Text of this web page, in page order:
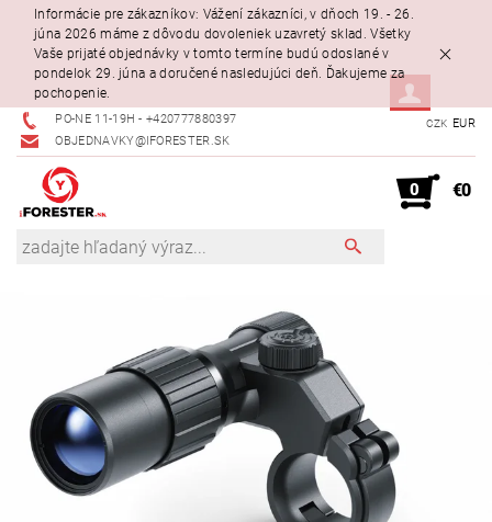
Informácie pre zákazníkov: Vážení zákazníci, v dňoch 19. - 26.
júna 2026 máme z dôvodu dovoleniek uzavretý sklad. Všetky
Vaše prijaté objednávky v tomto termíne budú odoslané v
pondelok 29. júna a doručené nasledujúci deň. Ďakujeme za
pochopenie.
PO-NE 11-19H - +420777880397
OBJEDNAVKY@IFORESTER.SK
CZK EUR
0 €0